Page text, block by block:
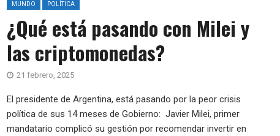
MUNDO POLÍTICA
¿Qué está pasando con Milei y
las criptomonedas?
21 febrero, 2025
El presidente de Argentina, está pasando por la peor crisis
política de sus 14 meses de Gobierno: Javier Milei, primer
mandatario complicó su gestión por recomendar invertir en